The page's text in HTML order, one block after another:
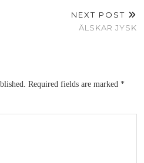
NEXT POST
ÄLSKAR JYSK
Required fields are marked *